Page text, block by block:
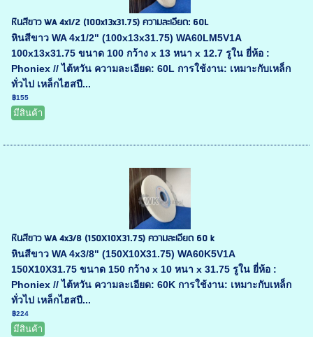
หินสีขาว WA 4x1/2 (100x13x31.75) ความละเอียด: 60L
หินสีขาว WA 4x1/2" (100x13x31.75) WA60LM5V1A
100x13x31.75 ขนาด 100 กว้าง x 13 หนา x 12.7 รูใน ยี่ห้อ :
Phoniex // ไต้หวัน ความละเอียด: 60L การใช้งาน: เหมาะกับเหล็ก
ทั่วไป เหล็กไฮสปี...
฿155
มีสินค้า
หินสีขาว WA 4x3/8 (150X10X31.75) ความละเอียด 60 k
หินสีขาว WA 4x3/8" (150X10X31.75) WA60K5V1A
150X10X31.75 ขนาด 150 กว้าง x 10 หนา x 31.75 รูใน ยี่ห้อ :
Phoniex // ไต้หวัน ความละเอียด: 60K การใช้งาน: เหมาะกับเหล็ก
ทั่วไป เหล็กไฮสปี...
฿224
มีสินค้า